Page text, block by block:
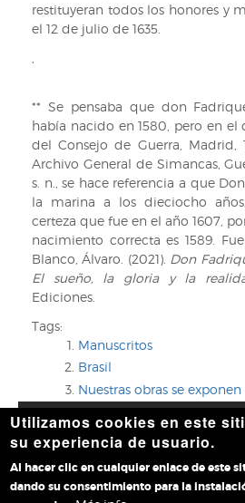
restituyeran todos los honores y
el 12 de julio de 1635.
,
** Se pensaba que don
había nacido en 1580, pero en
del Consejo de Guerra, Madrid,
Archivo General de Simancas,
s. n., se hace referencia a que
la marina a los dieciocho
certeza que fue en el año 1607,
nacimiento correcta es 1589.
Blanco, Álvaro. (2021). Don
El sueño, la gloria y la
Ediciones.
Tags:
Manuscritos
Brasil
Nuestras obras se exponen
Accesibilidad|Aviso legal |Política
de cookies|Contacto
Utilizamos cookies en este
su experiencia de usuario.
Al hacer clic en cualquier enlace de este
dando su consentimiento para la